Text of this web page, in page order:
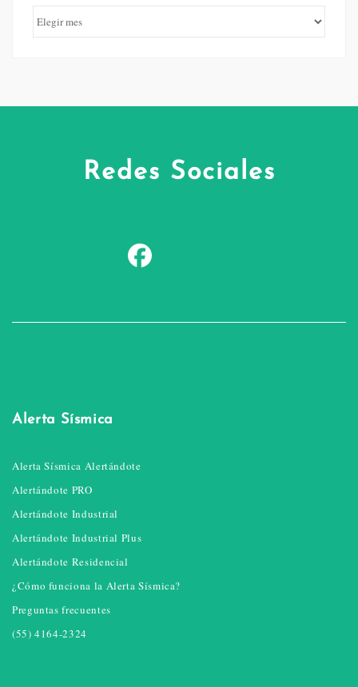
Redes Sociales
Alerta Sísmica
Alerta Sísmica Alertándote
Alertándote PRO
Alertándote Industrial
Alertándote Industrial Plus
Alertándote Residencial
¿Cómo funciona la Alerta Sísmica?
Preguntas frecuentes
(55) 4164-2324